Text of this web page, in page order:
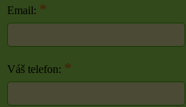
Email: *
Váš telefon: *